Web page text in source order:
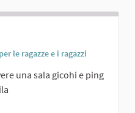
le ragazze e i ragazzi
una sala gicohi e ping